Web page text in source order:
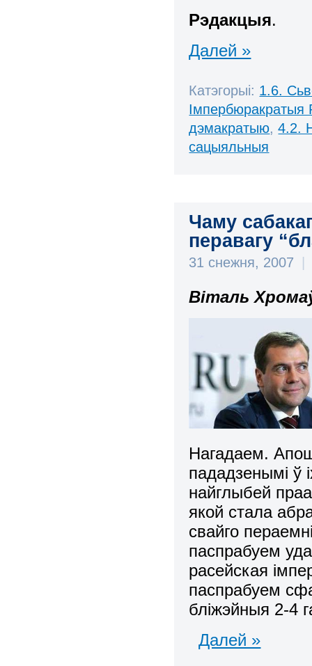
Рэдакцыя.
Далей »
Катэгорыі: 1.6.
Імпербюракратыя
дэмакратыю,4.2.
сацыяльныя
Чаму
перавагу
31 снежня, 2007 |
Віталь
Нагадаем.
пададзенымі ў
найглыбей
якой стала
свайго
паспрабуем
расейская
паспрабуем
бліжэйныя 2-4
Далей »